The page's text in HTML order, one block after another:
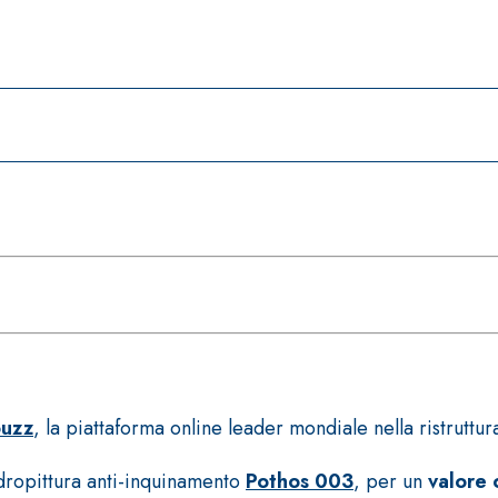
, la piattaforma online leader mondiale nella
anti-inquinamento Pothos 003, per unvalore